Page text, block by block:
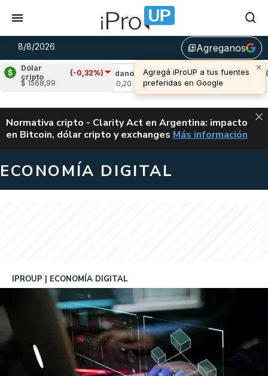
8/8/2026 library_addAgreganos
×
Agregá iProUP a tus fuentes
preferidas en Google
Dólar
cripto
(-0,32%)
$ 1568,99
Cardano
(1,59%)
Avalanche
u$s 6,56
ALERTA
Normativa cripto - Clarity Act en Argentina: impacto
en Bitcoin, dólar cripto y exchanges CLARITY ACT EN
Más información
ECONOMÍA DIGITAL
IPROUP ECONOMÍA DIGITAL